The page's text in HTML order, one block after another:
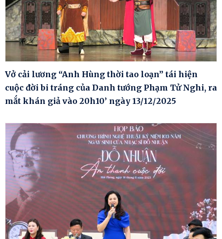
Vở cải lương “Anh Hùng thời tao loạn” tái hiện
cuộc đời bi tráng của Danh tướng Phạm Tử Nghi, ra
mắt khán giả vào 20h10’ ngày 13/12/2025